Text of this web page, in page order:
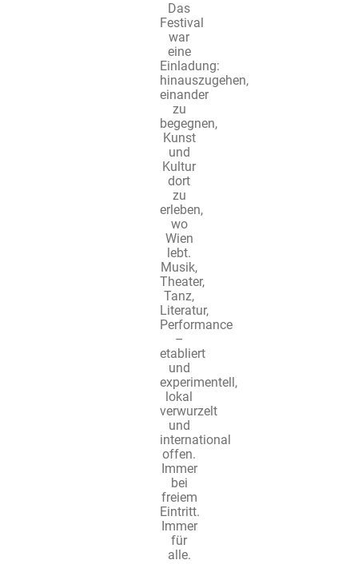
Das
Festival
war
eine
Einladung:
hinauszugehen,
einander
zu
begegnen,
Kunst
und
Kultur
dort
zu
erleben,
wo
Wien
lebt.
Musik,
Theater,
Tanz,
Literatur,
Performance
–
etabliert
und
experimentell,
lokal
verwurzelt
und
international
offen.
Immer
bei
freiem
Eintritt.
Immer
für
alle.